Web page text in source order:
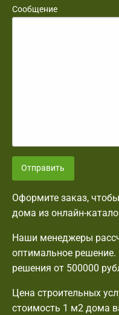
Сообщение
Отправить
Оформите заказ,
дома из онлайн-
Наши менеджеры
оптимальное
решения от 500000
Цена строительных
стоимость 1 м2 дома